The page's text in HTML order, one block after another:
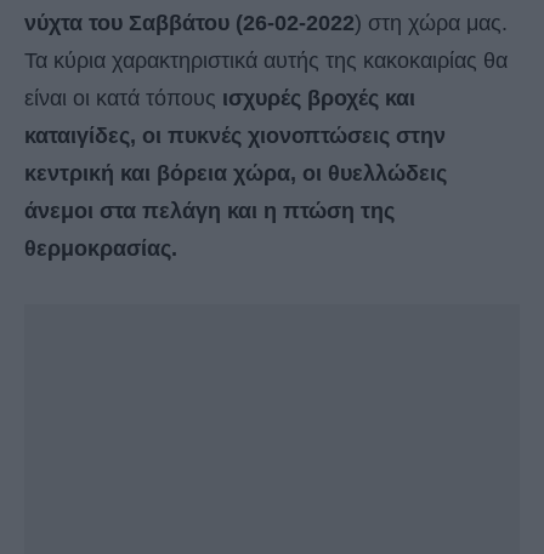
νύχτα του Σαββάτου (26-02-2022) στη χώρα μας.
Τα κύρια χαρακτηριστικά αυτής της κακοκαιρίας θα
είναι οι κατά τόπους ισχυρές βροχές και
καταιγίδες, οι πυκνές χιονοπτώσεις στην
κεντρική και βόρεια χώρα, οι θυελλώδεις
άνεμοι στα πελάγη και η πτώση της
θερμοκρασίας.